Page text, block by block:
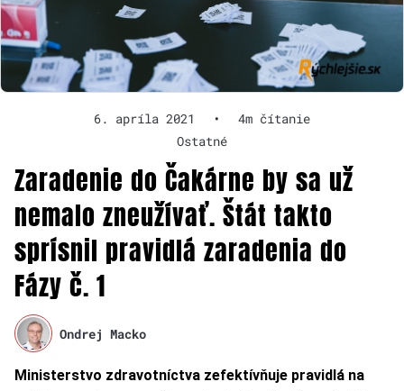
6. apríla 2021 •
4m čítanie
Ostatné
Zaradenie do Čakárne by sa už
nemalo zneužívať. Štát takto
sprísnil pravidlá zaradenia do
Fázy č. 1
Ondrej Macko
Ministerstvo zdravotníctva zefektívňuje pravidlá na